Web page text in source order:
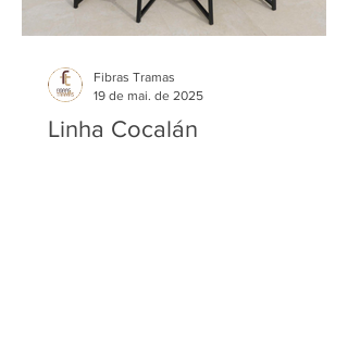
Linha Cocalán
Fibras Tramas
19 de mai. de 2025